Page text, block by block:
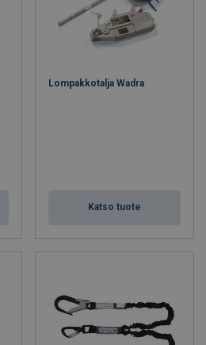
Lompakkotalja Wadra
Katso tuote